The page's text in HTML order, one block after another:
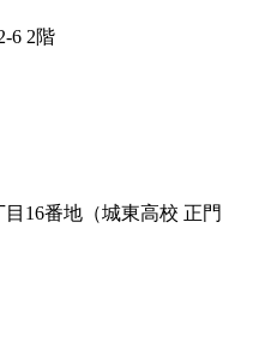
6 2階
16番地（城東高校 正門